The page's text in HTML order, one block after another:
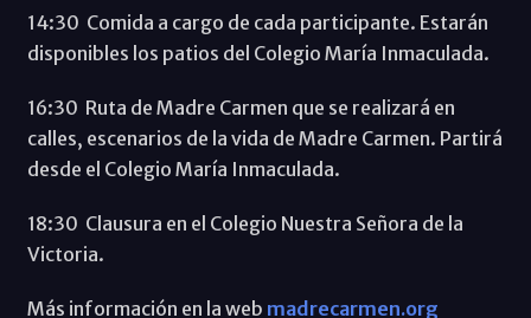
14:30 Comida a cargo de cada participante. Estarán
disponibles los patios del Colegio María Inmaculada.
16:30 Ruta de Madre Carmen que se realizará en
calles, escenarios de la vida de Madre Carmen. Partirá
desde el Colegio María Inmaculada.
18:30 Clausura en el Colegio Nuestra Señora de la
Victoria.
Más información en la web madrecarmen.org